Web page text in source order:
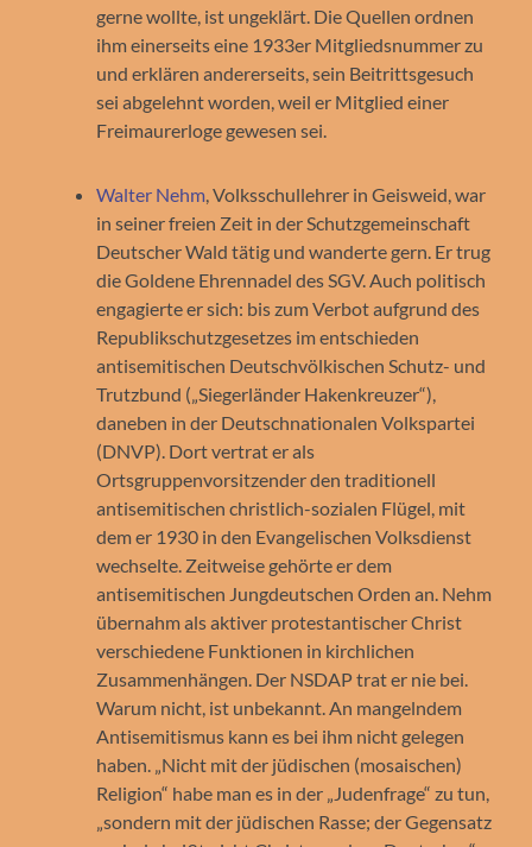
gerne wollte, ist ungeklärt. Die Quellen ordnen
ihm einerseits eine 1933er Mitgliedsnummer zu
und erklären andererseits, sein Beitrittsgesuch
sei abgelehnt worden, weil er Mitglied einer
Freimaurerloge gewesen sei.
Walter Nehm , Volksschullehrer in Geisweid, war
in seiner freien Zeit in der Schutzgemeinschaft
Deutscher Wald tätig und wanderte gern. Er trug
die Goldene Ehrennadel des SGV. Auch politisch
engagierte er sich: bis zum Verbot aufgrund des
Republikschutzgesetzes im entschieden
antisemitischen Deutschvölkischen Schutz- und
Trutzbund („Siegerländer Hakenkreuzer“),
daneben in der Deutschnationalen Volkspartei
(DNVP). Dort vertrat er als
Ortsgruppenvorsitzender den traditionell
antisemitischen christlich-sozialen Flügel, mit
dem er 1930 in den Evangelischen Volksdienst
wechselte. Zeitweise gehörte er dem
antisemitischen Jungdeutschen Orden an. Nehm
übernahm als aktiver protestantischer Christ
verschiedene Funktionen in kirchlichen
Zusammenhängen. Der NSDAP trat er nie bei.
Warum nicht, ist unbekannt. An mangelndem
Antisemitismus kann es bei ihm nicht gelegen
haben. „Nicht mit der jüdischen (mosaischen)
Religion“ habe man es in der „Judenfrage“ zu tun,
„sondern mit der jüdischen Rasse; der Gegensatz